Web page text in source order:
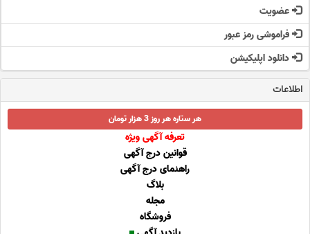
عضویت
فراموشی رمز عبور
دانلود اپلیکیشن
اطلاعات
هر ستاره هر روز 3 هزار تومان
تعرفه آگهی ویژه
قوانین درج آگهی
راهنمای درج آگهی
بلاگ
مجله
فروشگاه